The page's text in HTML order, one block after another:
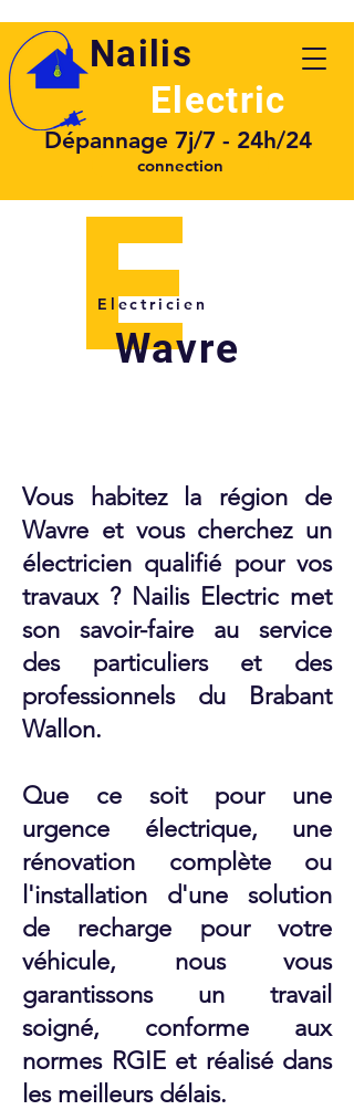
Nailis
Electric
Dépannage 7j/7 - 24h/24
connection
E
Electricien
Wavre
Vous habitez la région de
Wavre et vous cherchez un
électricien qualifié pour vos
travaux ? Nailis Electric met
son savoir-faire au service
des particuliers et des
professionnels du Brabant
Wallon.
Que ce soit pour une
urgence électrique, une
rénovation complète ou
l'installation d'une solution
de recharge pour votre
véhicule, nous vous
garantissons un travail
soigné, conforme aux
normes RGIE et réalisé dans
les meilleurs délais.